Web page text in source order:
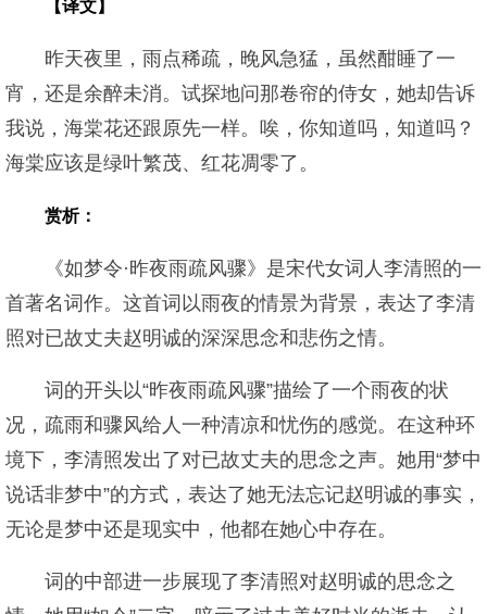
【译文】
昨天夜里，雨点稀疏，晚风急猛，虽然酣睡了一
宵，还是余醉未消。试探地问那卷帘的侍女，她却告诉
我说，海棠花还跟原先一样。唉，你知道吗，知道吗？
海棠应该是绿叶繁茂、红花凋零了。
赏析：
《如梦令·昨夜雨疏风骤》是宋代女词人李清照的一
首著名词作。这首词以雨夜的情景为背景，表达了李清
照对已故丈夫赵明诚的深深思念和悲伤之情。
词的开头以“昨夜雨疏风骤”描绘了一个雨夜的状
况，疏雨和骤风给人一种清凉和忧伤的感觉。在这种环
境下，李清照发出了对已故丈夫的思念之声。她用“梦中
说话非梦中”的方式，表达了她无法忘记赵明诚的事实，
无论是梦中还是现实中，他都在她心中存在。
词的中部进一步展现了李清照对赵明诚的思念之